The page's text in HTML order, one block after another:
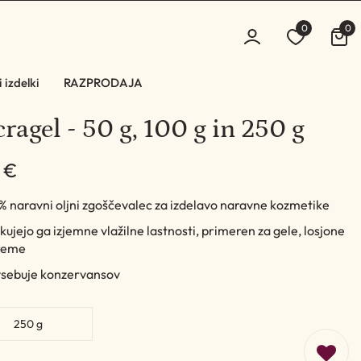
0 0
izdelki RAZPRODAJA
- 50 g, 100 g in 250 g
€
naravni oljni zgoščevalec za izdelavo naravne kozmetike
ga izjemne vlažilne lastnosti, primeren za gele, losjone
konzervansov
250 g